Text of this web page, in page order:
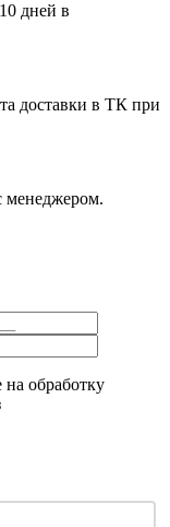
дней в
доставки в ТК при
менеджером.
обработку